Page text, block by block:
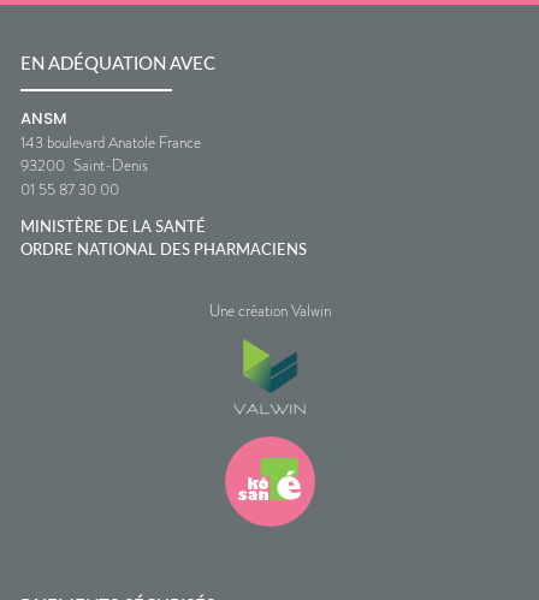
EN ADÉQUATION AVEC
ANSM
143 boulevard Anatole France
93200 Saint-Denis
01 55 87 30 00
MINISTÈRE DE LA SANTÉ
ORDRE NATIONAL DES PHARMACIENS
Une création Valwin